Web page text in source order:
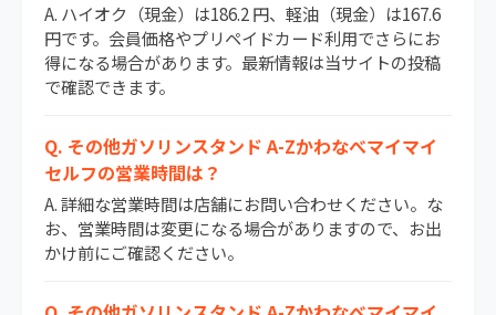
A. ハイオク（現金）は186.2 円、軽油（現金）は167.6
円です。会員価格やプリペイドカード利用でさらにお
得になる場合があります。最新情報は当サイトの投稿
で確認できます。
Q. その他ガソリンスタンド A-Zかわなべマイマイ
セルフの営業時間は？
A. 詳細な営業時間は店舗にお問い合わせください。な
お、営業時間は変更になる場合がありますので、お出
かけ前にご確認ください。